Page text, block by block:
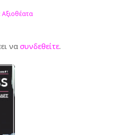
Αξιοθέατα
να συνδεθείτε.